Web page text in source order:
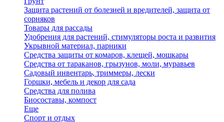
Защита растений от болезней и вредителей, защита от
сорняков
Товары для рассады
Удобрения для растений, стимуляторы роста и развития
Укрывной материал, парники
Средства защиты от комаров, клещей, мошкары
Средства от тараканов, грызунов, моли, муравьев
Садовый инвентарь, триммеры, лески
Горшки, мебель и декор для сада
Средства для полива
Биосоставы, компост
Еще
Спорт и отдых